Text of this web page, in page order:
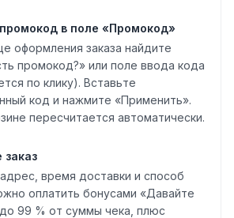
в поле «Промокод»
оформления заказа найдите
промокод?» или поле ввода кода
по клику). Вставьте
код и нажмите «Применить».
пересчитается автоматически.
время доставки и способ
оплатить бонусами «Давайте
99 % от суммы чека, плюс